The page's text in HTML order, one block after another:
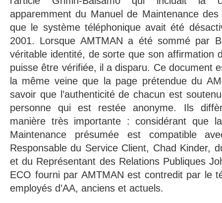
apparemment du Manuel de Maintenance
que le système téléphonique avait été
2001. Lorsque AMTMAN a été sommé par
véritable identité, de sorte que son affirmation
puisse être vérifiée, il a disparu. Ce document
la même veine que la page prétendue du
savoir que l’authenticité de chacun est
personne qui est restée anonyme. Ils
manière très importante : considérant que
Maintenance présumée est compatible
Responsable du Service Client, Chad Kinder,
et du Représentant des Relations Publiques
ECO fourni par AMTMAN est contredit par le
employés d’AA, anciens et actuels.